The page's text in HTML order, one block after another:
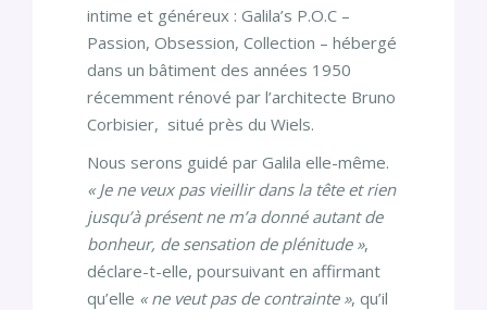
intime et généreux : Galila’s P.O.C –
Passion, Obsession, Collection – hébergé
dans un bâtiment des années 1950
récemment rénové par l’architecte Bruno
Corbisier, situé près du Wiels.
Nous serons guidé par Galila elle-même.
« Je ne veux pas vieillir dans la tête et rien
jusqu’à présent ne m’a donné autant de
bonheur, de sensation de plénitude »,
déclare-t-elle, poursuivant en affirmant
qu’elle « ne veut pas de contrainte », qu’il